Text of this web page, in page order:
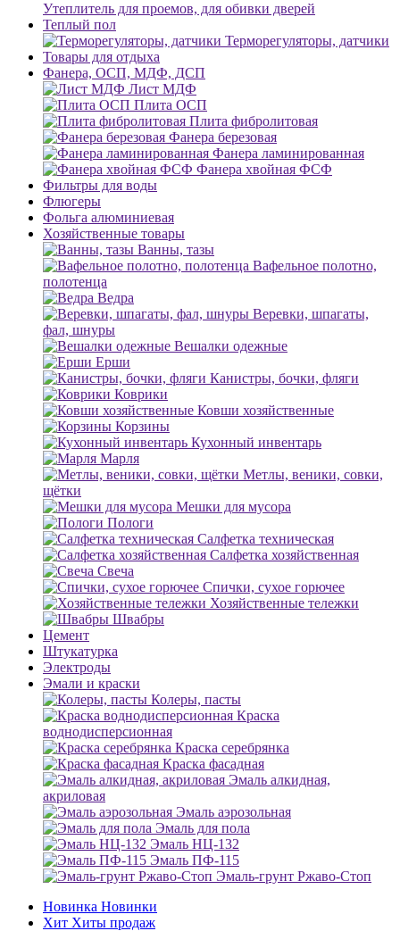
Утеплитель для проемов, для обивки дверей
Теплый пол
Терморегуляторы, датчики
Товары для отдыха
Фанера, ОСП, МДФ, ДСП
Лист МДФ
Плита ОСП
Плита фибролитовая
Фанера березовая
Фанера ламинированная
Фанера хвойная ФСФ
Фильтры для воды
Флюгеры
Фольга алюминиевая
Хозяйственные товары
Ванны, тазы
Вафельное полотно,
полотенца
Ведра
Веревки, шпагаты,
фал, шнуры
Вешалки одежные
Ерши
Канистры, бочки, фляги
Коврики
Ковши хозяйственные
Корзины
Кухонный инвентарь
Марля
Метлы, веники, совки,
щётки
Мешки для мусора
Пологи
Салфетка техническая
Салфетка хозяйственная
Свеча
Спички, сухое горючее
Хозяйственные тележки
Швабры
Цемент
Штукатурка
Электроды
Эмали и краски
Колеры, пасты
Краска
воднодисперсионная
Краска серебрянка
Краска фасадная
Эмаль алкидная,
акриловая
Эмаль аэрозольная
Эмаль для пола
Эмаль НЦ-132
Эмаль ПФ-115
Эмаль-грунт Ржаво-Стоп
Новинка Новинки
Хит Хиты продаж